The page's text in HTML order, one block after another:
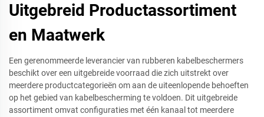
Uitgebreid Productassortiment
en Maatwerk
Een gerenommeerde leverancier van rubberen kabelbeschermers
beschikt over een uitgebreide voorraad die zich uitstrekt over
meerdere productcategorieën om aan de uiteenlopende behoeften
op het gebied van kabelbescherming te voldoen. Dit uitgebreide
assortiment omvat configuraties met één kanaal tot meerdere